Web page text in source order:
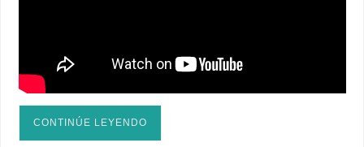
CONTINÚE LEYENDO